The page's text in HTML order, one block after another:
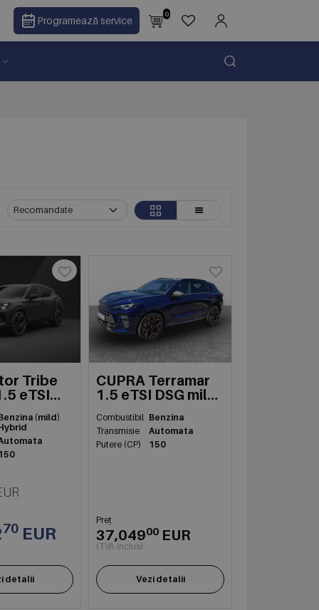
Programează service
0
Tribe
eTSI
(mild)
70 EUR
detalii
CUPRA Terramar
1.5 eTSI DSG mild
Combustibil Benzina
Transmisie
Automata
Putere (CP)
150
Preț
37,04900 EUR
(TVA inclus)
Vezi detalii